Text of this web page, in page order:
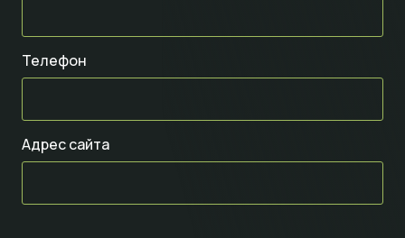
Телефон
Адрес сайта